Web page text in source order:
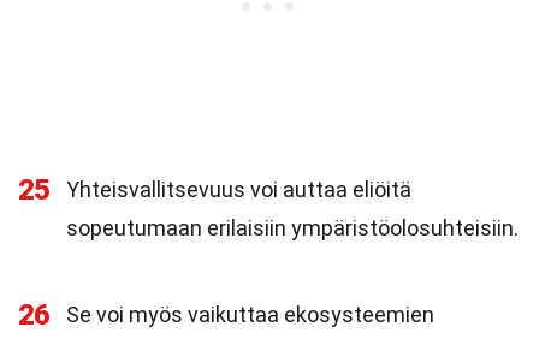
25
Yhteisvallitsevuus voi auttaa eliöitä
sopeutumaan erilaisiin ympäristöolosuhteisiin.
26
Se voi myös vaikuttaa ekosysteemien